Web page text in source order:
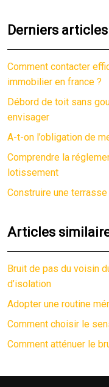
Derniers articles
Comment contacter
immobilier en france ?
Débord de toit sans
envisager
A-t-on l’obligation de
Comprendre la
lotissement
Construire une
Articles
Bruit de pas du voisin
d’isolation
Adopter une routine
Comment choisir le
Comment atténuer le